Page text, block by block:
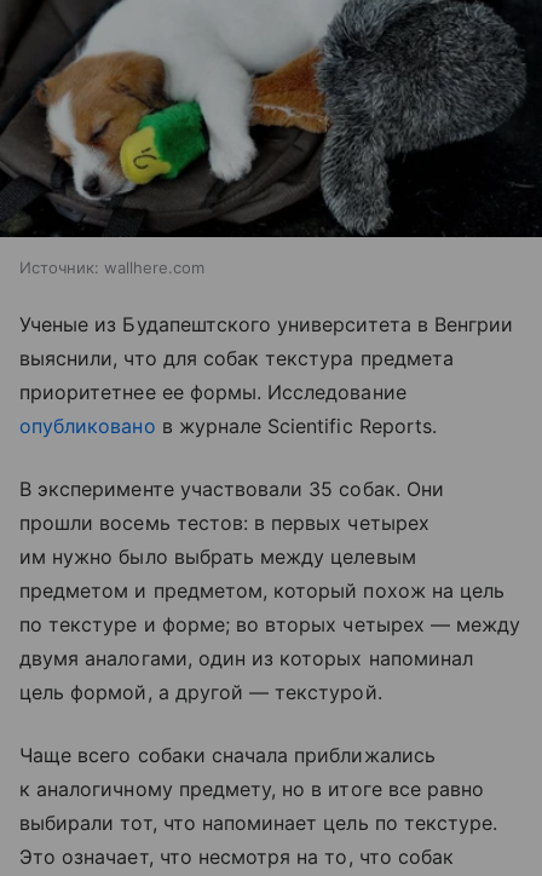
Источник: wallhere.com
Ученые из Будапештского университета в Венгрии
выяснили, что для собак текстура предмета
приоритетнее ее формы. Исследование
опубликовано в журнале Scientific Reports.
В эксперименте участвовали 35 собак. Они
прошли восемь тестов: в первых четырех
им нужно было выбрать между целевым
предметом и предметом, который похож на цель
по текстуре и форме; во вторых четырех — между
двумя аналогами, один из которых напоминал
цель формой, а другой — текстурой.
Чаще всего собаки сначала приближались
к аналогичному предмету, но в итоге все равно
выбирали тот, что напоминает цель по текстуре.
Это означает, что несмотря на то, что собак